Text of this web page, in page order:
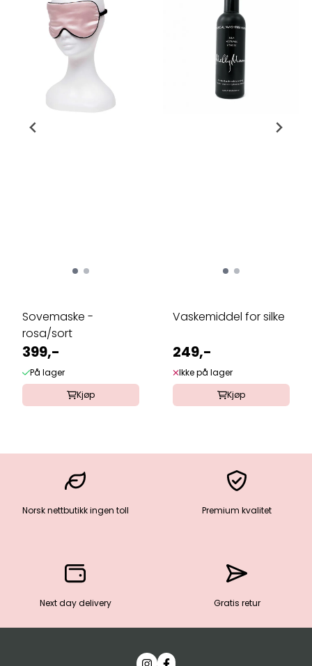
Sovemaske -
rosa/sort
399,-
På lager
Kjøp
Vaskemiddel for silke
249,-
Ikke på lager
Kjøp
Norsk nettbutikk ingen toll Premium kvalitet
Next day delivery Gratis retur